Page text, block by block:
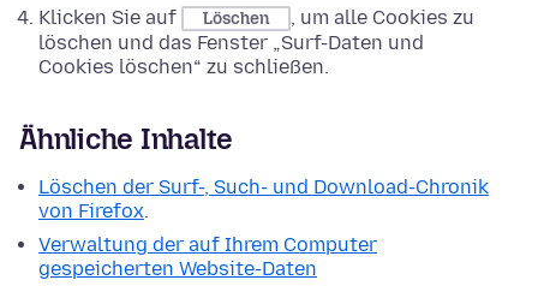
Klicken Sie auf Löschen
, um alle Cookies zu
löschen und das Fenster „Surf-Daten und
Cookies löschen“ zu schließen.
Ähnliche Inhalte
Löschen der Surf-, Such- und Download-Chronik
von Firefox.
Verwaltung der auf Ihrem Computer
gespeicherten Website-Daten